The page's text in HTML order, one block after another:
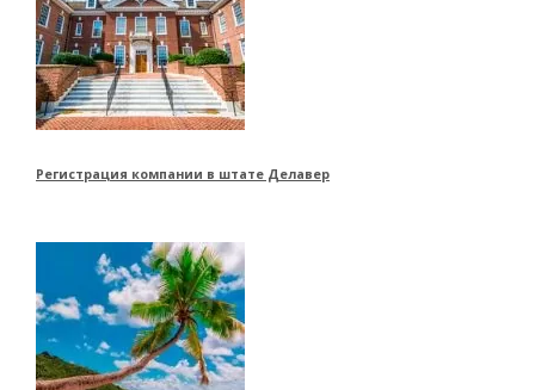
Регистрация компании в штате Делавер